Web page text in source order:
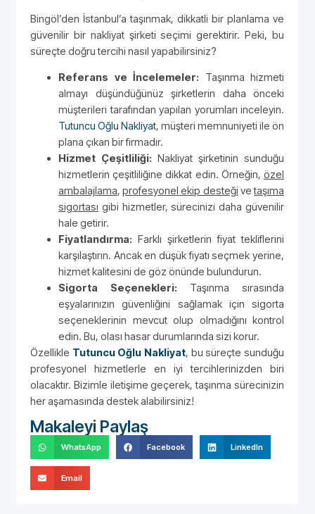
Bingöl’den İstanbul’a taşınmak, dikkatli bir planlama ve
güvenilir bir nakliyat şirketi seçimi gerektirir. Peki, bu
süreçte doğru tercihi nasıl yapabilirsiniz?
Referans ve İncelemeler: Taşınma hizmeti
almayı düşündüğünüz şirketlerin daha önceki
müşterileri tarafından yapılan yorumları inceleyin.
Tutuncu Oğlu Nakliyat, müşteri memnuniyeti ile ön
plana çıkan bir firmadır.
Hizmet Çeşitliliği: Nakliyat şirketinin sunduğu
hizmetlerin çeşitliliğine dikkat edin. Örneğin, özel
ambalajlama,profesyonel ekip desteği vetaşıma
sigortası gibi hizmetler, sürecinizi daha güvenilir
hale getirir.
Fiyatlandırma: Farklı şirketlerin fiyat tekliflerini
karşılaştırın. Ancak en düşük fiyatı seçmek yerine,
hizmet kalitesini de göz önünde bulundurun.
Sigorta Seçenekleri: Taşınma sırasında
eşyalarınızın güvenliğini sağlamak için sigorta
seçeneklerinin mevcut olup olmadığını kontrol
edin. Bu, olası hasar durumlarında sizi korur.
Özellikle Tutuncu Oğlu Nakliyat, bu süreçte sunduğu
profesyonel hizmetlerle en iyi tercihlerinizden biri
olacaktır. Bizimle iletişime geçerek, taşınma sürecinizin
her aşamasında destek alabilirsiniz!
Makaleyi Paylaş
WhatsApp Facebook LinkedIn
Email